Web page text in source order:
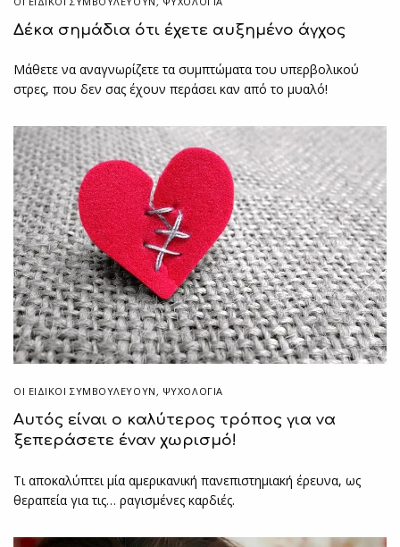
Δέκα σημάδια ότι έχετε αυξημένο άγχος
Μάθετε να αναγνωρίζετε τα συμπτώματα του υπερβολικού
στρες, που δεν σας έχουν περάσει καν από το μυαλό!
ΟΙ ΕΙΔΙΚΟΊ ΣΥΜΒΟΥΛΕΎΟΥΝ , ΨΥΧΟΛΟΓΙΑ
Αυτός είναι ο καλύτερος τρόπος για να
ξεπεράσετε έναν χωρισμό!
Τι αποκαλύπτει μία αμερικανική πανεπιστημιακή έρευνα, ως
θεραπεία για τις… ραγισμένες καρδιές.